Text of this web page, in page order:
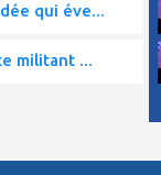
qui éve...
militant ...